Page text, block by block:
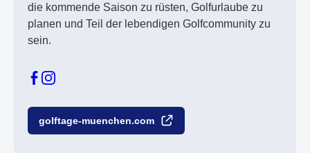
die kommende Saison zu rüsten, Golfurlaube zu
planen und Teil der lebendigen Golfcommunity zu
sein.
golftage-muenchen.com